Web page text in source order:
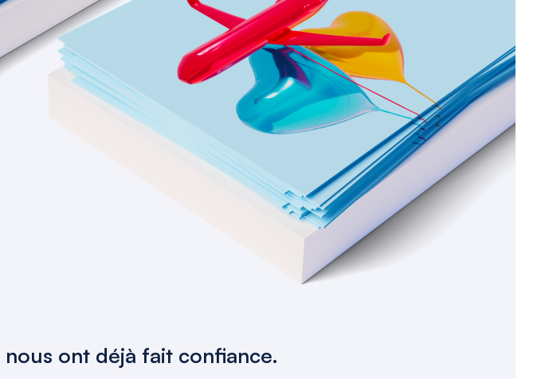
nous ont déjà fait confiance.